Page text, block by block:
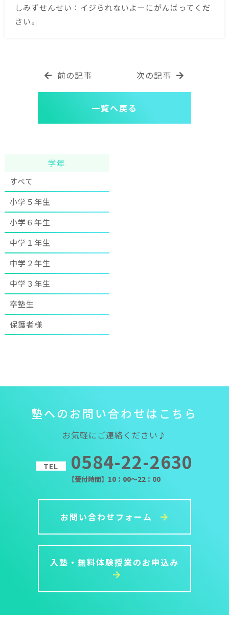
しみずせんせい：イジられないよーにがんばってくだ
さい。
前の記事
一覧へ戻る
次の記事
学年
すべて
小学５年生
小学６年生
中学１年生
中学２年生
中学３年生
卒塾生
保護者様
塾への お問い合わせは こ ち ら
お気軽にご連絡ください♪
TEL 0584-22-2630
【受付時間】10：00～22：00
お問い合わせフォーム
入塾・無料体験授業のお申込み